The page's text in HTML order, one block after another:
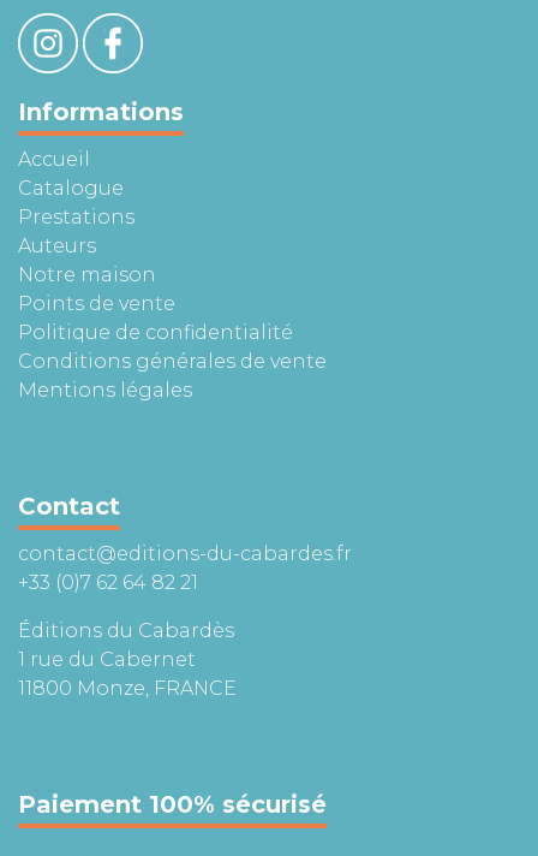
Informations
Accueil
Catalogue
Prestations
Auteurs
Notre maison
Points de vente
Politique de confidentialité
Conditions générales de vente
Mentions légales
Contact
contact@editions-du-cabardes.fr
+33 (0)7 62 64 82 21
Éditions du Cabardès
1 rue du Cabernet
11800 Monze, FRANCE
Paiement 100% sécurisé